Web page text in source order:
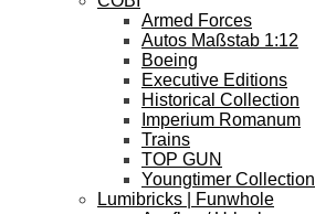
Armed Forces
Autos Maßstab 1:12
Boeing
Executive Editions
Historical Collection
Imperium Romanum
Trains
TOP GUN
Youngtimer Collection
Lumibricks | Funwhole